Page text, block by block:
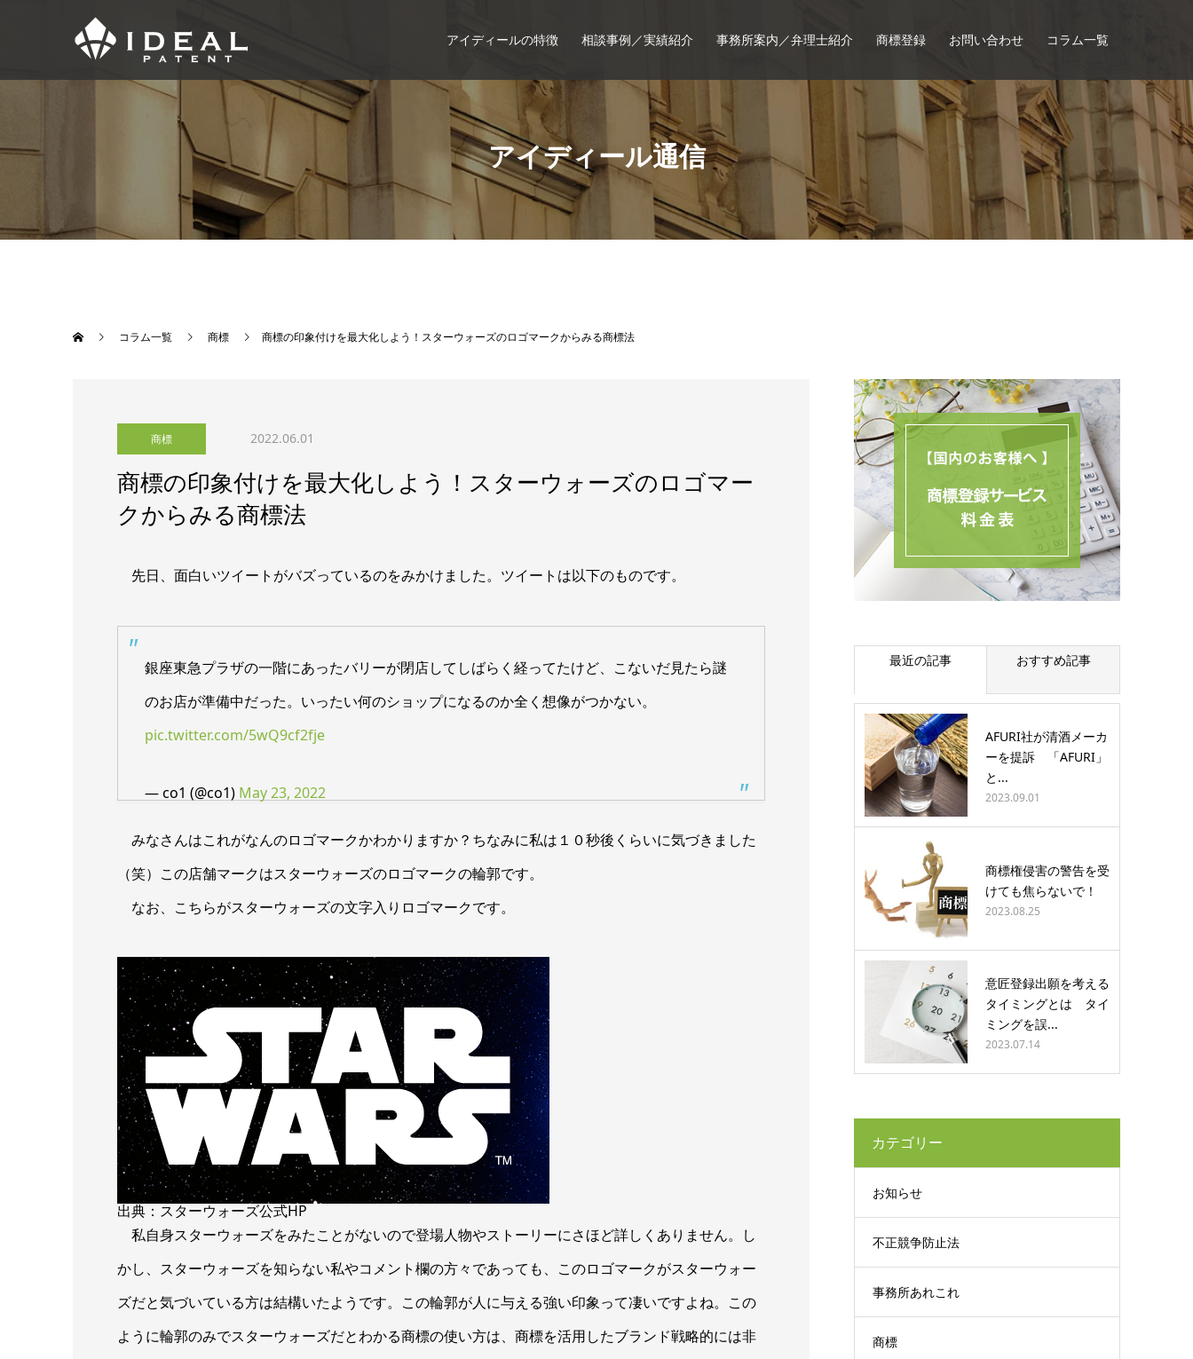
アイディールの特徴 相談事例／実績紹介 事務所案内／弁理士紹介 商標登録 お問い合わせ コラム一覧
アイディール通信
コラム一覧 商標 商標の印象付けを最大化しよう！スターウォーズのロゴマークからみる商標法
商標 2022.06.01
商標の印象付けを最大化しよう！スターウォーズのロゴマー
クからみる商標法
先日、面白いツイートがバズっているのをみかけました。ツイートは以下のものです。
銀座東急プラザの一階にあったバリーが閉店してしばらく経ってたけど、こないだ見たら謎
のお店が準備中だった。いったい何のショップになるのか全く想像がつかない。
pic.twitter.com/5wQ9cf2fje
— co1 (@co1) May 23, 2022
みなさんはこれがなんのロゴマークかわかりますか？ちなみに私は１０秒後くらいに気づきました
（笑）この店舗マークはスターウォーズのロゴマークの輪郭です。
なお、こちらがスターウォーズの文字入りロゴマークです。
出典：スターウォーズ公式HP
私自身スターウォーズをみたことがないので登場人物やストーリーにさほど詳しくありません。し
かし、スターウォーズを知らない私やコメント欄の方々であっても、このロゴマークがスターウォー
ズだと気づいている方は結構いたようです。この輪郭が人に与える強い印象って凄いですよね。この
ように輪郭のみでスターウォーズだとわかる商標の使い方は、商標を活用したブランド戦略的には非
最近の記事 おすすめ記事
AFURI社が清酒メーカ
ーを提訴 「AFURI」
と...
2023.09.01
商標権侵害の警告を受
けても焦らないで！
2023.08.25
意匠登録出願を考える
タイミングとは タイ
ミングを誤...
2023.07.14
カテゴリー
お知らせ
不正競争防止法
事務所あれこれ
商標